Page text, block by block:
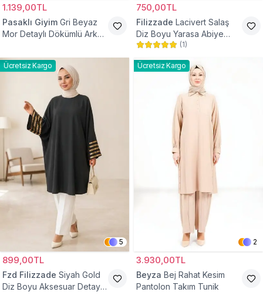
1.139,00TL
Pasaklı Giyim Gri Beyaz
Mor Detaylı Dökümlü Arkası
750,00TL
Filizzade Lacivert Salaş
Diz Boyu Yarasa Abiye
Tunik
(1)
Ücretsiz Kargo
5
899,00TL
Fzd Filizzade Siyah Gold
Diz Boyu Aksesuar Detaylı
Ücretsiz Kargo
2
3.930,00TL
Beyza Bej Rahat Kesim
Pantolon Takım Tunik